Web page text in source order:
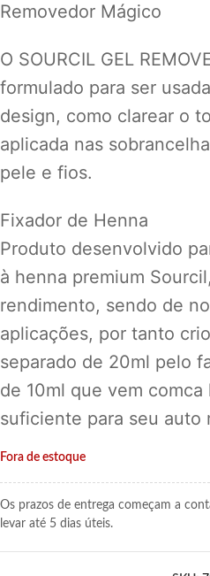
Removedor Mágico
O SOURCIL GEL
formulado para ser
design, como clarear o
aplicada nas
pele e fios.
Fixador de Henna
Produto desenvolvido
à henna premium
rendimento, sendo de
aplicações, por tanto
separado de 20ml pelo
de 10ml que vem comca
suficiente para seu auto
Fora de estoque
Os prazos de entrega começam a
levar até 5 dias úteis.